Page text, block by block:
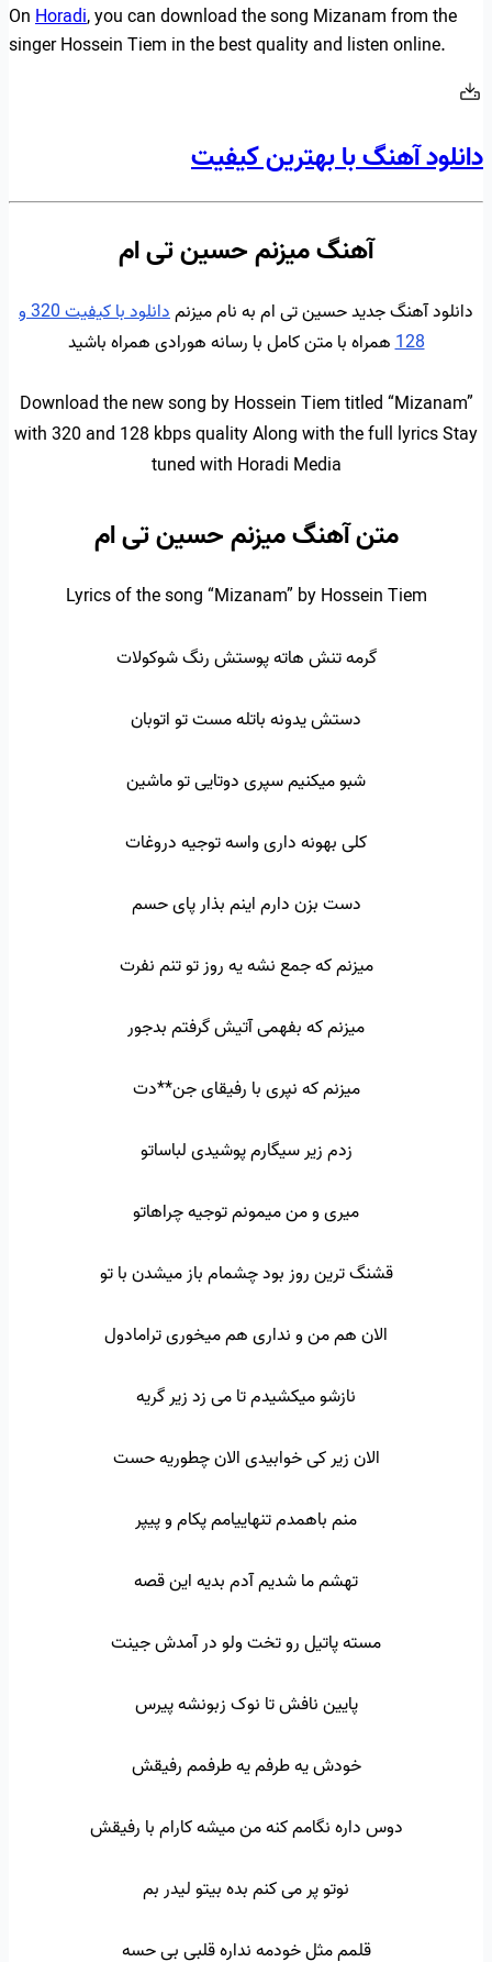
OnHoradi, you can download the song Mizanam from the
singer Hossein Tiem in the best quality and listen online.
دانلود آهنگ با بهترین کیفیت
آهنگ میزنم حسین تی ام
دانلود آهنگ جدید حسین تی ام به نام میزنم
دانلود با کیفیت 320 و
128همراه با متن کامل با رسانه هورادی همراه باشید
Download the new song by Hossein Tiem titled “Mizanam”
with 320 and 128 kbps quality Along with the full lyrics Stay
tuned with Horadi Media
متن آهنگ میزنم حسین تی ام
Lyrics of the song “Mizanam” by Hossein Tiem
گرمه تنش هاته پوستش رنگ شوکولات
دستش یدونه باتله مست تو اتوبان
شبو میکنیم سپری دوتایی تو ماشین
کلی بهونه داری واسه توجیه دروغات
دست بزن دارم اینم بذار پای حسم
میزنم که جمع نشه یه روز تو تنم نفرت
میزنم که بفهمی آتیش گرفتم بدجور
میزنم که نپری با رفیقای جن**دت
زدم زیر سیگارم پوشیدی لباساتو
میری و من میمونم توجیه چراهاتو
قشنگ ترین روز بود چشمام باز میشدن با تو
الان هم من و نداری هم میخوری ترامادول
نازشو میکشیدم تا می زد زیر گریه
الان زیر کی خوابیدی الان چطوریه حست
منم باهمدم تنهاییامم پکام و پیپر
تهشم ما شدیم آدم بدیه این قصه
مسته پاتیل رو تخت ولو در آمدش جینت
پایین نافش تا نوک زبونشه پیرس
خودش یه طرفم یه طرفمم رفیقش
دوس داره نگامم کنه من میشه کارام با رفیقش
نوتو پر می کنم بده بیتو لیدر بم
قلمم مثل خودمه نداره قلبی بی حسه